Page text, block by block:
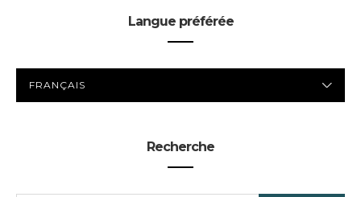
Langue préférée
PRÉFÉRÉE
Recherche